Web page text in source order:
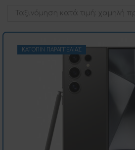
Ταξινόμηση κατά τιμή: χαμηλή
ΚΑΤΌΠΙΝ ΠΑΡΑΓΓΕΛΊΑΣ